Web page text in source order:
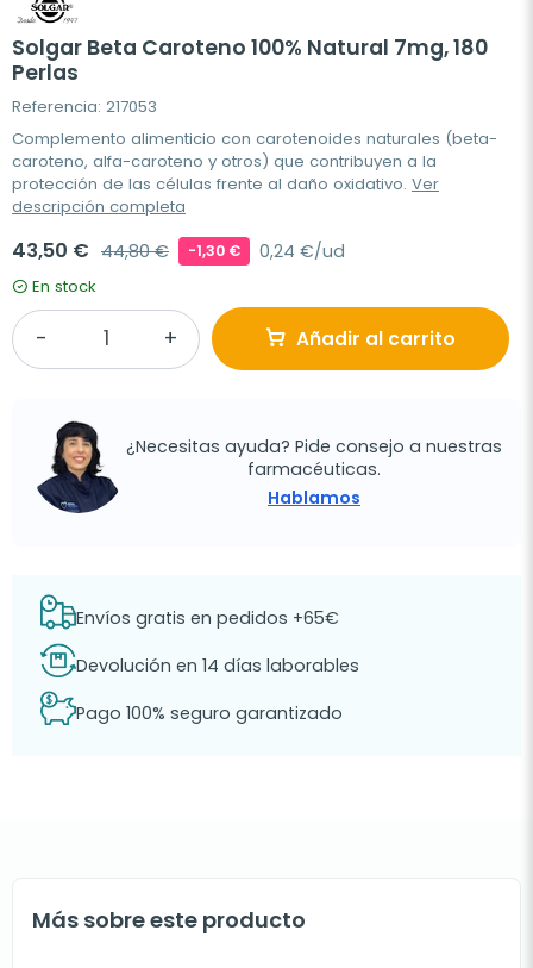
Solgar Beta Caroteno 100% Natural 7mg, 180
Perlas
Referencia: 217053
Complemento alimenticio con carotenoides naturales (beta-
caroteno, alfa-caroteno y otros) que contribuyen a la
protección de las células frente al daño oxidativo. Ver
descripción completa
43,50 € 44,80 € -1,30 € 0,24 €/ud
En stock
Añadir al carrito
¿Necesitas ayuda? Pide consejo a nuestras
farmacéuticas.
Hablamos
Envíos gratis en pedidos +65€
Devolución en 14 días laborables
Pago 100% seguro garantizado
Más sobre este producto